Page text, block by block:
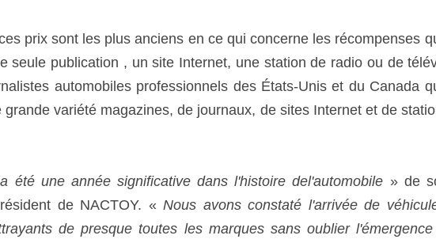
prix sont les plus anciens en ce qui concerne les récompenses
seule publication , un site Internet, une station de radio ou de
automobiles professionnels des États-Unis et du Canada
grande variété magazines, de journaux, de sites Internet et de
été une année significative dans l'histoire del'automobile » de
de NACTOY. « Nous avons constaté l'arrivée de
de presque toutes les marques sans oublier